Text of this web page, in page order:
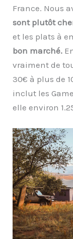
France. Nous
sont plutôt
et les plats à
bon marché.
vraiment de
30€ à plus de
inclut les
elle environ